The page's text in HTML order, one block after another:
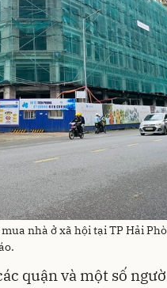
nhà ở xã hội tại TP Hải
quận và một số